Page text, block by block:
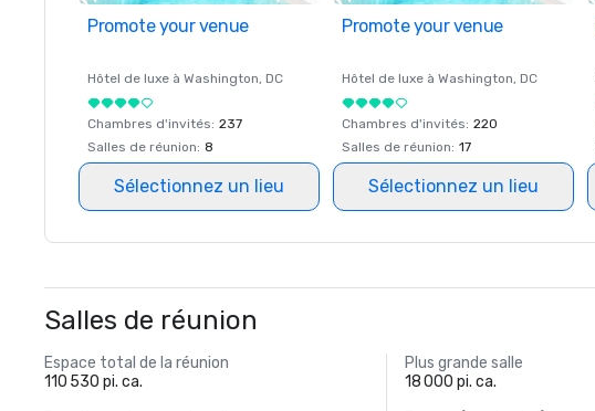
Promote your venue
Hôtel de luxe à Washington, DC
Chambres d'invités: 237
Salles de réunion: 8
Sélectionnez un lieu
Promote your venue
Hôtel de luxe à Washington, DC
Chambres d'invités: 220
Salles de réunion: 17
Sélectionnez un lieu
Salles de réunion
Espace total de la réunion
110 530 pi. ca.
Plus grande salle
18 000 pi. ca.